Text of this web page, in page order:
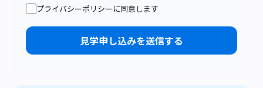
プライバシーポリシーに同意します
見学申し込みを送信する